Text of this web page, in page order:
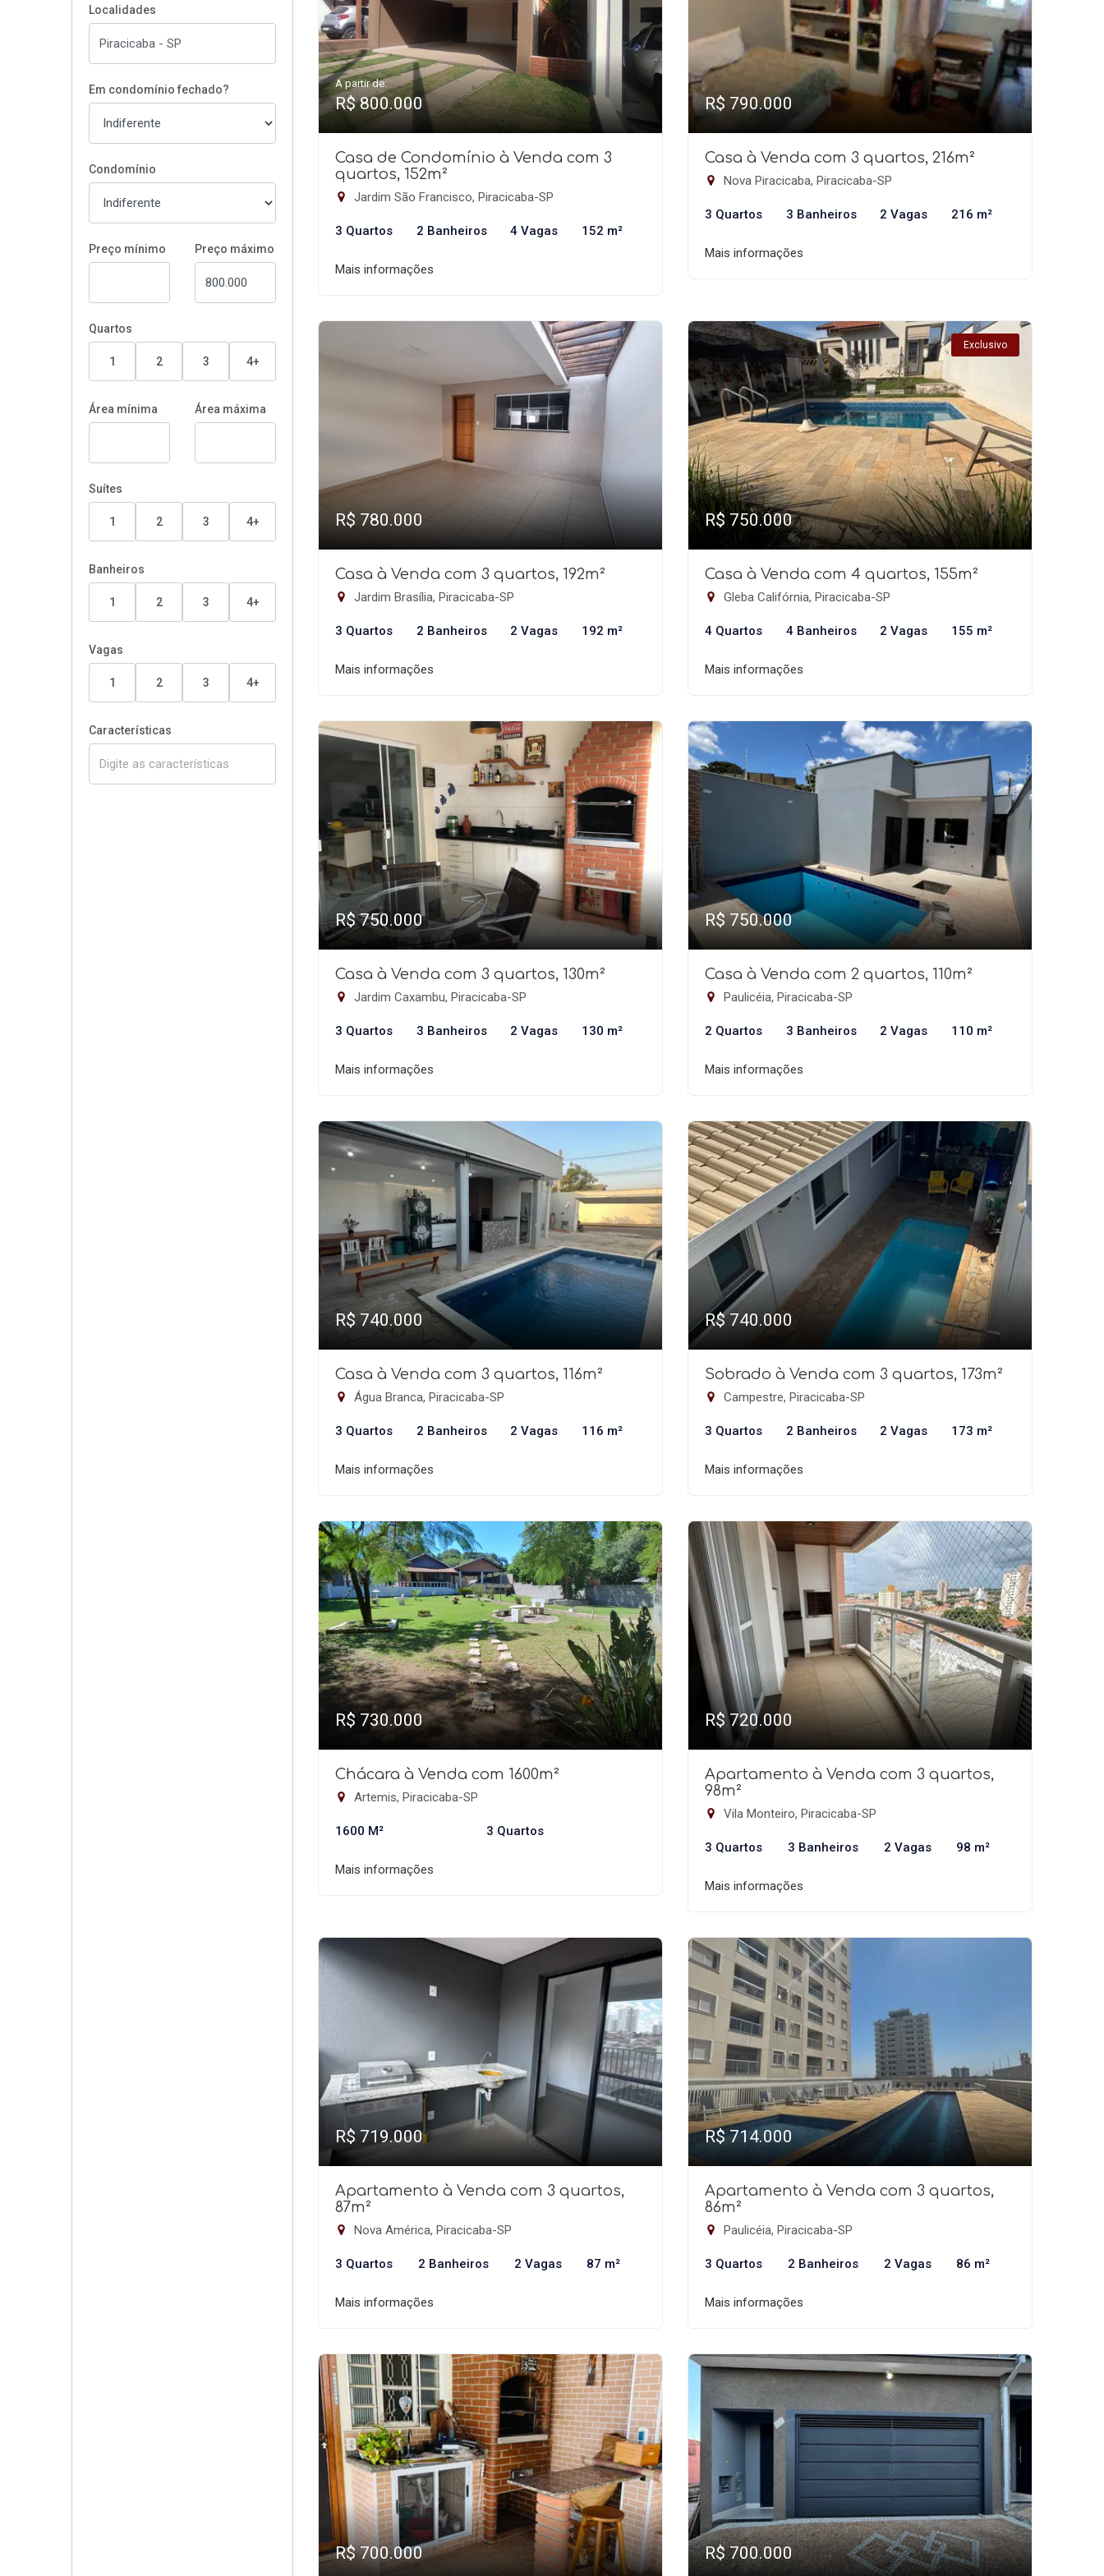
Localidades
Em condomínio fechado?
Condomínio
Preço mínimo Preço máximo
Quartos
1 2 3 4+
Área mínima Área máxima
Suítes
1 2 3 4+
Banheiros
1 2 3 4+
Vagas
1 2 3 4+
Características
A partir de:
R$ 800.000
Casa de Condomínio à Venda com 3
quartos, 152m²
Jardim São Francisco, Piracicaba-SP
3 Quartos 2 Banheiros 4 Vagas 152 m²
Mais informações
R$ 790.000
Casa à Venda com 3 quartos, 216m²
Nova Piracicaba, Piracicaba-SP
3 Quartos 3 Banheiros 2 Vagas 216 m²
Mais informações
R$ 780.000
Casa à Venda com 3 quartos, 192m²
Jardim Brasília, Piracicaba-SP
3 Quartos 2 Banheiros 2 Vagas 192 m²
Mais informações
Exclusivo
R$ 750.000
Casa à Venda com 4 quartos, 155m²
Gleba Califórnia, Piracicaba-SP
4 Quartos 4 Banheiros 2 Vagas 155 m²
Mais informações
R$ 750.000
Casa à Venda com 3 quartos, 130m²
Jardim Caxambu, Piracicaba-SP
3 Quartos 3 Banheiros 2 Vagas 130 m²
Mais informações
R$ 750.000
Casa à Venda com 2 quartos, 110m²
Paulicéia, Piracicaba-SP
2 Quartos 3 Banheiros 2 Vagas 110 m²
Mais informações
R$ 740.000
Casa à Venda com 3 quartos, 116m²
Água Branca, Piracicaba-SP
3 Quartos 2 Banheiros 2 Vagas 116 m²
Mais informações
R$ 740.000
Sobrado à Venda com 3 quartos, 173m²
Campestre, Piracicaba-SP
3 Quartos 2 Banheiros 2 Vagas 173 m²
Mais informações
R$ 730.000
Chácara à Venda com 1600m²
Artemis, Piracicaba-SP
1600 M² 3 Quartos
Mais informações
R$ 720.000
Apartamento à Venda com 3 quartos,
98m²
Vila Monteiro, Piracicaba-SP
3 Quartos 3 Banheiros 2 Vagas 98 m²
Mais informações
R$ 719.000
Apartamento à Venda com 3 quartos,
87m²
Nova América, Piracicaba-SP
3 Quartos 2 Banheiros 2 Vagas 87 m²
Mais informações
R$ 714.000
Apartamento à Venda com 3 quartos,
86m²
Paulicéia, Piracicaba-SP
3 Quartos 2 Banheiros 2 Vagas 86 m²
Mais informações
R$ 700.000 R$ 700.000